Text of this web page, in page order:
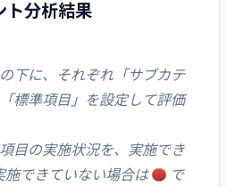
りませんでした。
ト分析結果
下に、それぞれ「サブカテ
標準項目」を設定して評価
目の実施状況を、実施でき
施できていない場合は
で